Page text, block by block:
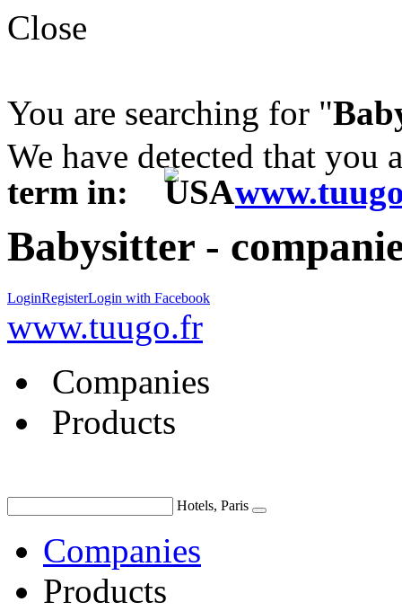
Close
You are searching for "
We have detected that you
term in:
Babysitter -
LoginRegisterLogin with Facebook
www.tuugo.fr
Companies
Products
Hotels, Paris
Companies
Products